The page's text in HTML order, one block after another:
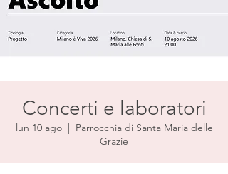
Concerti e laboratori
lun 10 ago
  |
Parrocchia di Santa Maria delle
Grazie